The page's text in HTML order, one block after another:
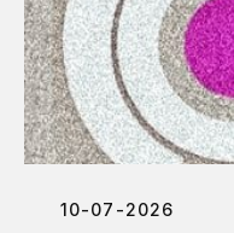
10-07-2026